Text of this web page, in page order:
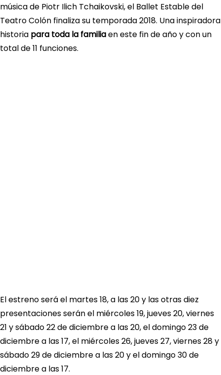
música de Piotr Ilich Tchaikovski, el Ballet Estable del
Teatro Colón finaliza su temporada 2018. Una inspiradora
historia para toda la familiaen este fin de año y con un
total de 11 funciones.
El estreno será el martes 18, a las 20 y las otras diez
presentaciones serán el miércoles 19, jueves 20, viernes
21 y sábado 22 de diciembre a las 20, el domingo 23 de
diciembre a las 17, el miércoles 26, jueves 27, viernes 28 y
sábado 29 de diciembre a las 20 y el domingo 30 de
diciembre a las 17.